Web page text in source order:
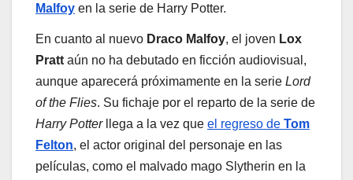
Malfoy en la serie de Harry Potter.
En cuanto al nuevo Draco Malfoy, el joven Lox
Pratt aún no ha debutado en ficción audiovisual,
aunque aparecerá próximamente en la serie Lord
of the Flies. Su fichaje por el reparto de la serie de
Harry Potterllega a la vez que el regreso de Tom
Felton, el actor original del personaje en las
películas, como el malvado mago Slytherin en la